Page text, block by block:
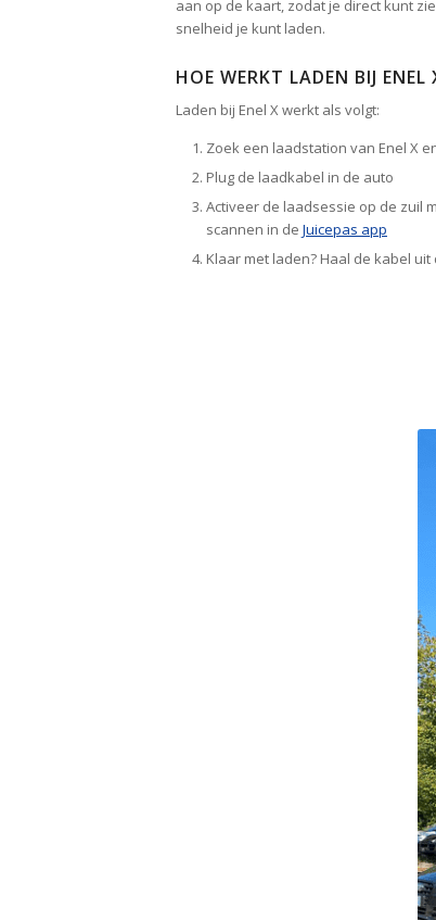
aan op de kaart, zodat je direct kunt
snelheid je kunt laden.
HOE WERKT LADEN BIJ ENEL
Laden bij Enel X werkt als volgt:
Zoek een laadstation van Enel X
Plug de laadkabel in de auto
Activeer de laadsessie op de zuil
scannen in de Juicepas app
Klaar met laden? Haal de kabel